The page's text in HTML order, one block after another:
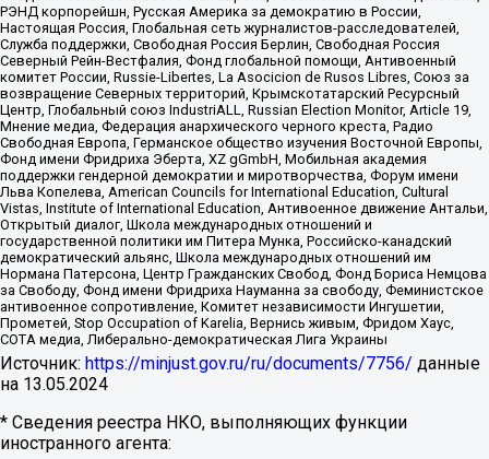
РЭНД корпорейшн, Русская Америка за демократию в России,
Настоящая Россия, Глобальная сеть журналистов-расследователей,
Служба поддержки, Свободная Россия Берлин, Свободная Россия
Северный Рейн-Вестфалия, Фонд глобальной помощи, Антивоенный
комитет России, Russie-Libertes, La Asocicion de Rusos Libres, Союз за
возвращение Северных территорий, Крымскотатарский Ресурсный
Центр, Глобальный союз IndustriALL, Russian Election Monitor, Article 19,
Мнение медиа, Федерация анархического черного креста, Радио
Свободная Европа, Германское общество изучения Восточной Европы,
Фонд имени Фридриха Эберта, XZ gGmbH, Мобильная академия
поддержки гендерной демократии и миротворчества, Форум имени
Льва Копелева, American Councils for International Education, Cultural
Vistas, Institute of International Education, Антивоенное движение Антальи,
Открытый диалог, Школа международных отношений и
государственной политики им Питера Мунка, Российско-канадский
демократический альянс, Школа международных отношений им
Нормана Патерсона, Центр Гражданских Свобод, Фонд Бориса Немцова
за Свободу, Фонд имени Фридриха Науманна за свободу, Феминистское
антивоенное сопротивление, Комитет независимости Ингушетии,
Прометей, Stop Occupation of Karelia, Вернись живым, Фридом Хаус,
СОТА медиа, Либерально-демократическая Лига Украины
Источник: https://minjust.gov.ru/ru/documents/7756/ данные
на 13.05.2024
* Сведения реестра НКО, выполняющих функции
иностранного агента: